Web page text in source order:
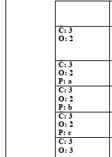
Č: 3
O: 2
Č: 3
O: 2
P: a
Č: 3
O: 2
P: b
Č: 3
O: 2
P: c
Č: 3
O: 3